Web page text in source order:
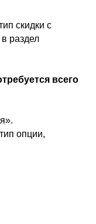
скидки с
раздел
всего
опции,